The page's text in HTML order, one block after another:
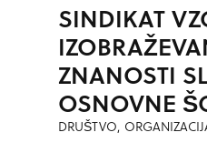
IZRIŠI POT
POŠLJI SMS
ORODJA
SINDIKAT
ZNANOSTI
OSNOVNE
DRUŠTVO,